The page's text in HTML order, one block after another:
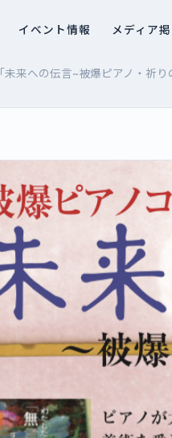
イベント情報 メディア
「未来への伝言~被爆ピアノ・祈